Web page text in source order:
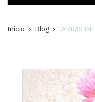
Inicio Blog JARRAS